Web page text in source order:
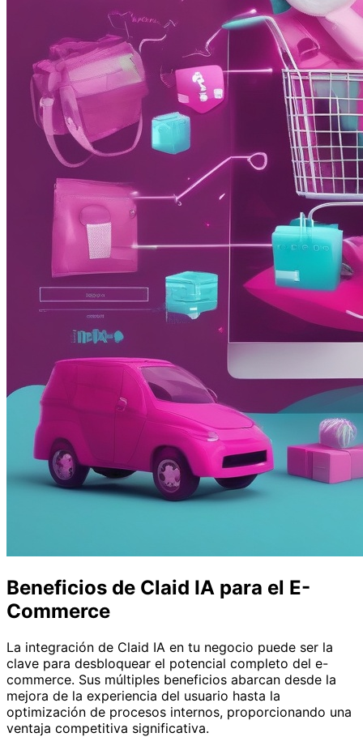
Beneficios de Claid IA para el E-
Commerce
La integración de Claid IA en tu negocio puede ser la
clave para desbloquear el potencial completo del e-
commerce. Sus múltiples beneficios abarcan desde la
mejora de la experiencia del usuario hasta la
optimización de procesos internos, proporcionando una
ventaja competitiva significativa.